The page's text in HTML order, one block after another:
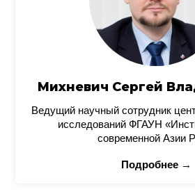
Михневич Сергей
Ведущий научный сотрудник
исследований ФГАУН
современной Азии
Подробнее →